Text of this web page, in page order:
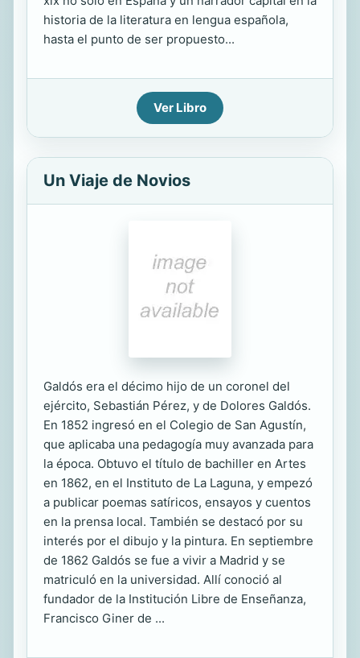
historia de la literatura en lengua española,
hasta el punto de ser propuesto...
Ver Libro
Un Viaje de Novios
Galdós era el décimo hijo de un coronel del
ejército, Sebastián Pérez, y de Dolores Galdós.
En 1852 ingresó en el Colegio de San Agustín,
que aplicaba una pedagogía muy avanzada para
la época. Obtuvo el título de bachiller en Artes
en 1862, en el Instituto de La Laguna, y empezó
a publicar poemas satíricos, ensayos y cuentos
en la prensa local. También se destacó por su
interés por el dibujo y la pintura. En septiembre
de 1862 Galdós se fue a vivir a Madrid y se
matriculó en la universidad. Allí conoció al
fundador de la Institución Libre de Enseñanza,
Francisco Giner de ...